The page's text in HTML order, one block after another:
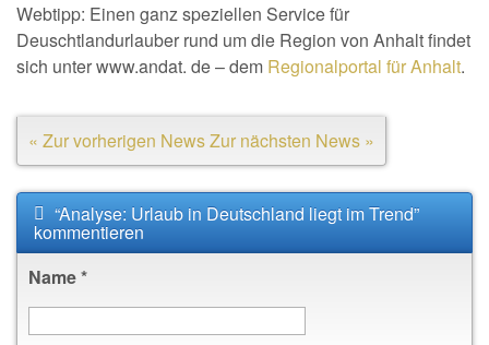
Webtipp: Einen ganz speziellen Service für
Deuschtlandurlauber rund um die Region von Anhalt findet
sich unter www.andat. de – dem Regionalportal für Anhalt.
« Zur vorherigen NewsZur nächsten News »
“Analyse: Urlaub in Deutschland liegt im Trend”
kommentieren
Name*